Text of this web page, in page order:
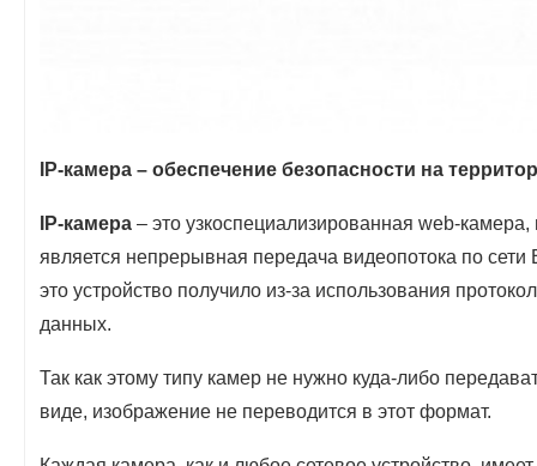
IP-камера – обеспечение безопасности на
IP-камера – это узкоспециализированная web-
является непрерывная передача видеопотока по
это устройство получило из-за использования
данных.
Так как этому типу камер не нужно куда-либо
виде, изображение не переводится в этот формат.